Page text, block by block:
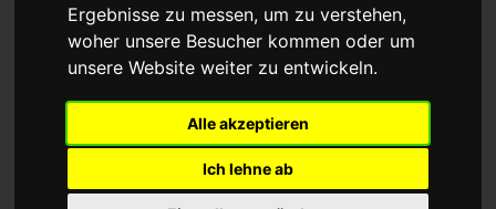
Ergebnisse zu messen, um zu verstehen,
woher unsere Besucher kommen oder um
unsere Website weiter zu entwickeln.
Alle akzeptieren
Ich lehne ab
Becken
Percussion
Typ
Kuhglocken